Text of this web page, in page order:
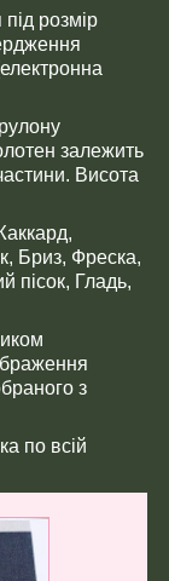
розмір
залежить
Висота
Бриз, Фреска,
пісок, Гладь,
з
по всій